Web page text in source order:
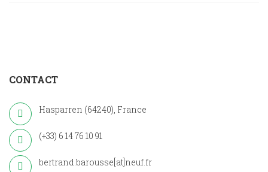
CONTACT
Hasparren (64240), France
(+33) 6 14 76 10 91
bertrand.barousse[at]neuf.fr